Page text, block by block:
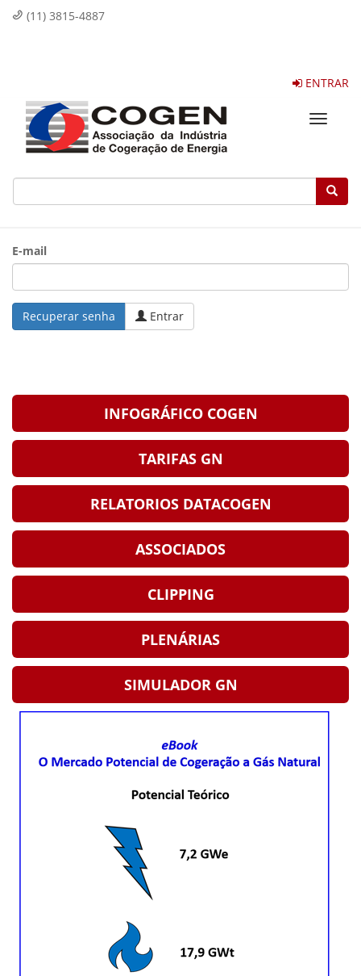
(11) 3815-4887
ENTRAR
Toggle
E-mail
Entrar
INFOGRÁFICO COGEN
TARIFAS GN
RELATORIOS DATACOGEN
ASSOCIADOS
CLIPPING
PLENÁRIAS
SIMULADOR GN